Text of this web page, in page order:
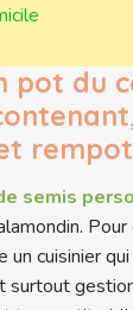
pot du
semis
Pour
un cuisinier
surtout